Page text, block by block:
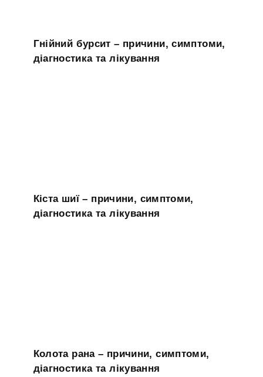
Гнійний бурсит – причини, симптоми,
діагностика та лікування
Кіста шиї – причини, симптоми,
діагностика та лікування
Колота рана – причини, симптоми,
діагностика та лікування